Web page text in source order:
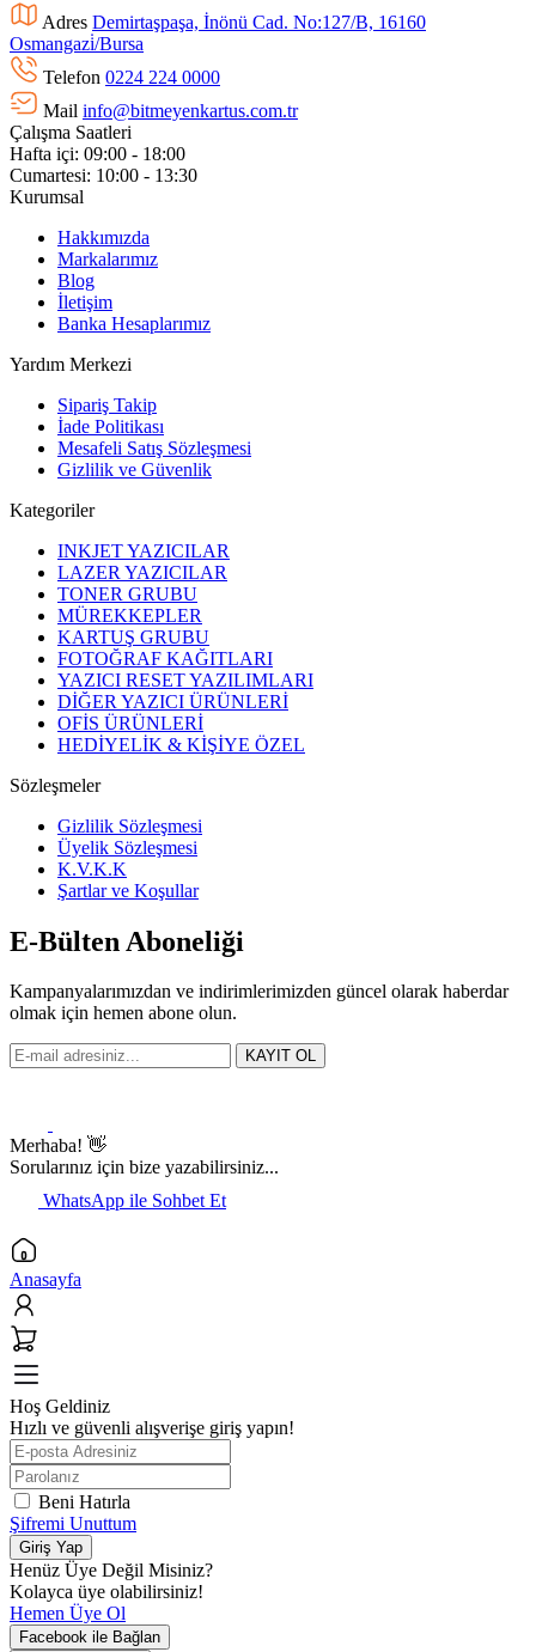
Adres Demirtaşpaşa, İnönü Cad. No:127/B, 16160
Osmangazi̇/Bursa
Telefon 0224 224 0000
Mail info@bitmeyenkartus.com.tr
Çalışma Saatleri
Hafta içi: 09:00 - 18:00
Cumartesi: 10:00 - 13:30
Kurumsal
Hakkımızda
Markalarımız
Blog
İletişim
Banka Hesaplarımız
Yardım Merkezi
Sipariş Takip
İade Politikası
Mesafeli Satış Sözleşmesi
Gizlilik ve Güvenlik
Kategoriler
INKJET YAZICILAR
LAZER YAZICILAR
TONER GRUBU
MÜREKKEPLER
KARTUŞ GRUBU
FOTOĞRAF KAĞITLARI
YAZICI RESET YAZILIMLARI
DİĞER YAZICI ÜRÜNLERİ
OFİS ÜRÜNLERİ
HEDİYELİK & KİŞİYE ÖZEL
Sözleşmeler
Gizlilik Sözleşmesi
Üyelik Sözleşmesi
K.V.K.K
Şartlar ve Koşullar
E-Bülten Aboneliği
Kampanyalarımızdan ve indirimlerimizden güncel olarak haberdar
olmak için hemen abone olun.
KAYIT OL
Merhaba! 👋
Sorularınız için bize yazabilirsiniz...
WhatsApp ile Sohbet Et
Anasayfa
Hoş Geldiniz
Hızlı ve güvenli alışverişe giriş yapın!
Beni Hatırla
Şifremi Unuttum
Giriş Yap
Henüz Üye Değil Misiniz?
Kolayca üye olabilirsiniz!
Hemen Üye Ol
Facebook ile Bağlan